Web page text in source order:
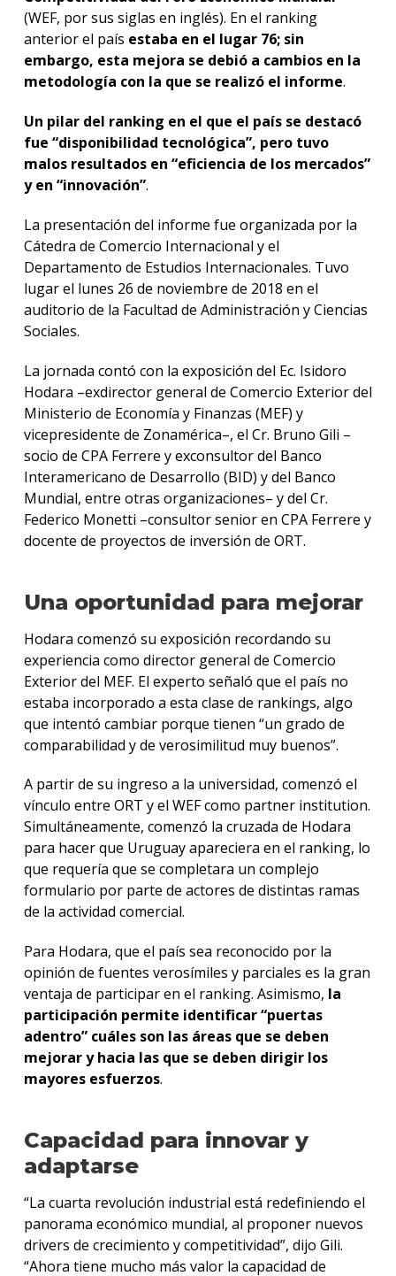
(WEF, por sus siglas en inglés). En el ranking
anterior el país estaba en el lugar 76; sin
embargo, esta mejora se debió a cambios en la
metodología con la que se realizó el informe.
Un pilar del ranking en el que el país se destacó
fue “disponibilidad tecnológica”, pero tuvo
malos resultados en “eficiencia de los mercados”
y en “innovación”.
La presentación del informe fue organizada por la
Cátedra de Comercio Internacional y el
Departamento de Estudios Internacionales. Tuvo
lugar el lunes 26 de noviembre de 2018 en el
auditorio de la Facultad de Administración y Ciencias
Sociales.
La jornada contó con la exposición del Ec. Isidoro
Hodara –exdirector general de Comercio Exterior del
Ministerio de Economía y Finanzas (MEF) y
vicepresidente de Zonamérica–, el Cr. Bruno Gili –
socio de CPA Ferrere y exconsultor del Banco
Interamericano de Desarrollo (BID) y del Banco
Mundial, entre otras organizaciones– y del Cr.
Federico Monetti –consultor senior en CPA Ferrere y
docente de proyectos de inversión de ORT.
Una oportunidad para mejorar
Hodara comenzó su exposición recordando su
experiencia como director general de Comercio
Exterior del MEF. El experto señaló que el país no
estaba incorporado a esta clase de rankings, algo
que intentó cambiar porque tienen “un grado de
comparabilidad y de verosimilitud muy buenos”.
A partir de su ingreso a la universidad, comenzó el
vínculo entre ORT y el WEF como partner institution.
Simultáneamente, comenzó la cruzada de Hodara
para hacer que Uruguay apareciera en el ranking, lo
que requería que se completara un complejo
formulario por parte de actores de distintas ramas
de la actividad comercial.
Para Hodara, que el país sea reconocido por la
opinión de fuentes verosímiles y parciales es la gran
ventaja de participar en el ranking. Asimismo, la
participación permite identificar “puertas
adentro” cuáles son las áreas que se deben
mejorar y hacia las que se deben dirigir los
mayores esfuerzos.
Capacidad para innovar y
adaptarse
“La cuarta revolución industrial está redefiniendo el
panorama económico mundial, al proponer nuevos
drivers de crecimiento y competitividad”, dijo Gili.
“Ahora tiene mucho más valor la capacidad de